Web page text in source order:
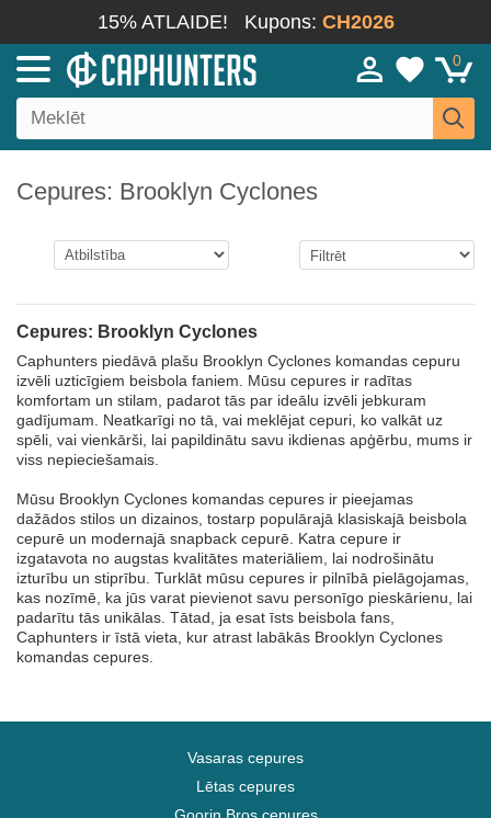
15% ATLAIDE! Kupons: CH2026
0
Cepures: Brooklyn Cyclones
Cepures: Brooklyn Cyclones
Caphunters piedāvā plašu Brooklyn Cyclones komandas cepuru
izvēli uzticīgiem beisbola faniem. Mūsu cepures ir radītas
komfortam un stilam, padarot tās par ideālu izvēli jebkuram
gadījumam. Neatkarīgi no tā, vai meklējat cepuri, ko valkāt uz
spēli, vai vienkārši, lai papildinātu savu ikdienas apģērbu, mums ir
viss nepieciešamais.
Mūsu Brooklyn Cyclones komandas cepures ir pieejamas
dažādos stilos un dizainos, tostarp populārajā klasiskajā beisbola
cepurē un modernajā snapback cepurē. Katra cepure ir
izgatavota no augstas kvalitātes materiāliem, lai nodrošinātu
izturību un stiprību. Turklāt mūsu cepures ir pilnībā pielāgojamas,
kas nozīmē, ka jūs varat pievienot savu personīgo pieskārienu, lai
padarītu tās unikālas. Tātad, ja esat īsts beisbola fans,
Caphunters ir īstā vieta, kur atrast labākās Brooklyn Cyclones
komandas cepures.
Vasaras cepures
Lētas cepures